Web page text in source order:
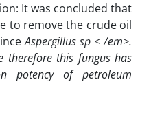
It was concluded that
to remove the crude oil
Aspergillus sp < /em>.
therefore this fungus has
potency of petroleum